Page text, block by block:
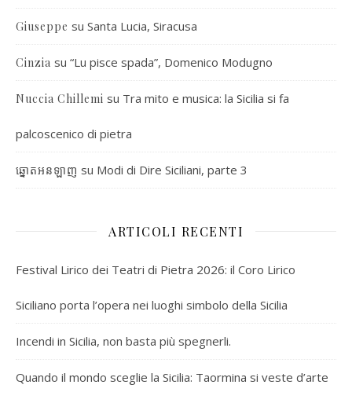
Giuseppe su Santa Lucia, Siracusa
Cinzia su “Lu pisce spada”, Domenico Modugno
Nuccia Chillemi su Tra mito e musica: la Sicilia si fa
palcoscenico di pietra
ឆ្នោតអនឡាញ su Modi di Dire Siciliani, parte 3
ARTICOLI RECENTI
Festival Lirico dei Teatri di Pietra 2026: il Coro Lirico
Siciliano porta l’opera nei luoghi simbolo della Sicilia
Incendi in Sicilia, non basta più spegnerli.
Quando il mondo sceglie la Sicilia: Taormina si veste d’arte